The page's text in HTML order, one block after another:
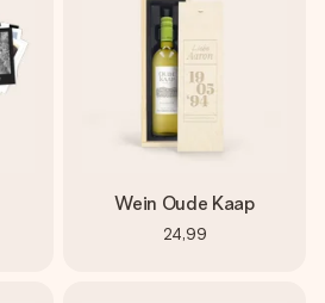
Wein Oude Kaap
24,99